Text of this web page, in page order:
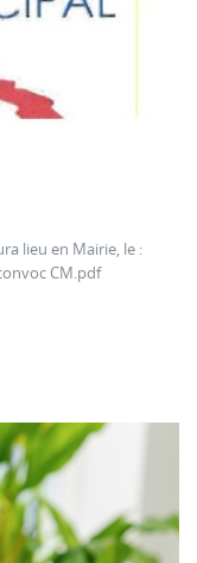
lieu en Mairie, le :
CM.pdf